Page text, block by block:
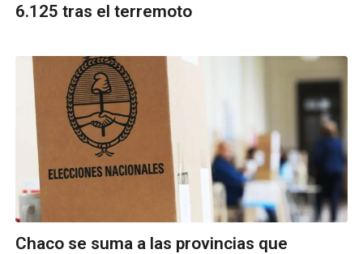
6.125 tras el terremoto
Chaco se suma a las provincias que